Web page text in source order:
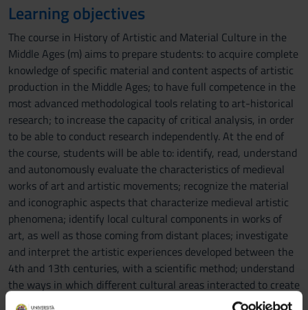
Learning objectives
The course in History of Artistic and Material Culture in the
Middle Ages (m) aims to prepare students: to acquire complete
knowledge of specific material and content aspects of artistic
production in the Middle Ages; to have full competence in the
most advanced methodological tools relating to art-historical
research; to increase the capacity of critical analysis, in order
to be able to conduct research independently. At the end of
the course, students will be able to: identify, read, understand
and autonomously evaluate the characteristics of medieval
works of art and artistic movements; recognize the material
and iconographic aspects that characterize medieval artistic
phenomena; identify local cultural components in works of
art, as well as those coming from distant places; investigate
and interpret the artistic experiences developed between the
4th and 13th centuries, with a scientific method; understand
the ways in which different cultural areas interacted to create
a specific artistic phenomenon.